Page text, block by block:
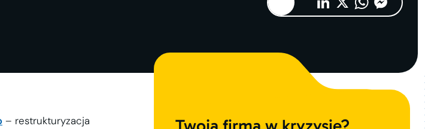
Copy
Facebook
LinkedIn
X WhatsApp
Messenger
– restrukturyzacja